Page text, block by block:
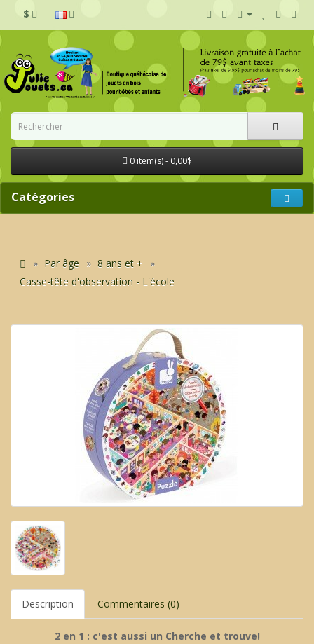
$
0 item(s) - 0,00$
Catégories
Par âge
8 ans et +
Casse-tête d'observation - L'école
Description Commentaires (0)
2 en 1 : c'est aussi un Cherche et trouve!